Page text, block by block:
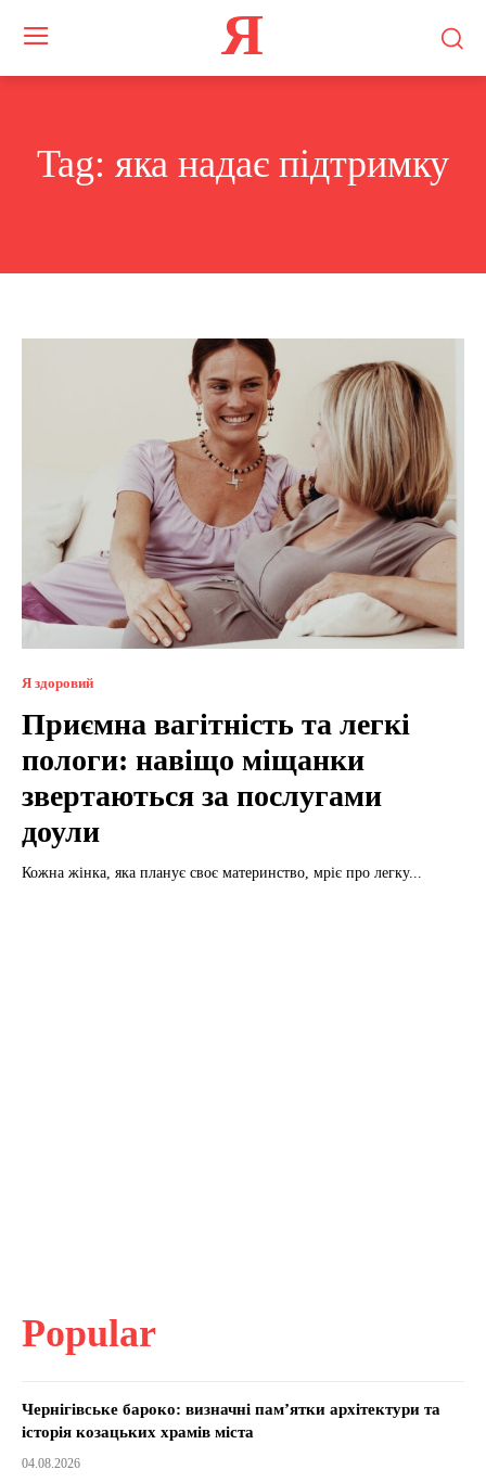
Я
Tag: яка надає підтримку
Я здоровий
Приємна вагітність та легкі
пологи: навіщо міщанки
звертаються за послугами
доули
Кожна жінка, яка планує своє материнство, мріє про легку...
Popular
Чернігівське бароко: визначні пам’ятки архітектури та
історія козацьких храмів міста
04.08.2026